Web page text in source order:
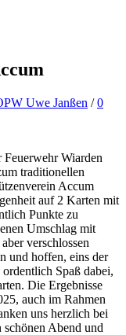
Uwe Janßen /0
Wiarden
traditionellen
Accum
auf 2 Karten mit
Punkte zu
Umschlag mit
verschlossen
und hoffen, eins der
Spaß dabei,
Die Ergebnisse
auch im Rahmen
uns herzlich bei
Abend und